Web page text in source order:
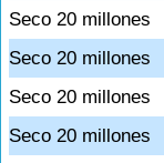
Seco 20 millones
Seco 20 millones
Seco 20 millones
Seco 20 millones